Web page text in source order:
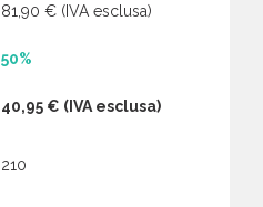
81,90 € (IVA esclusa)
50%
40,95 € (IVA esclusa)
210